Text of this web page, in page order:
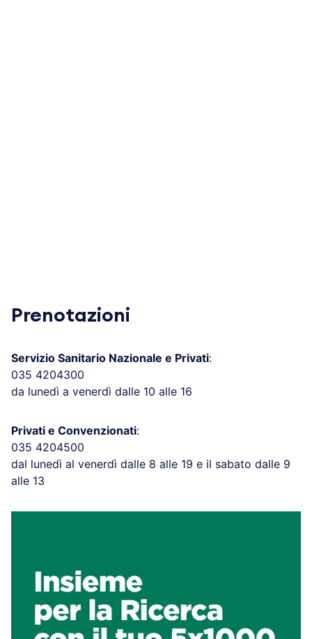
Prenotazioni
Servizio Sanitario Nazionale e Privati:
035 4204300
da lunedì a venerdì dalle 10 alle 16
Privati e Convenzionati:
035 4204500
dal lunedì al venerdì dalle 8 alle 19 e il sabato dalle 9
alle 13